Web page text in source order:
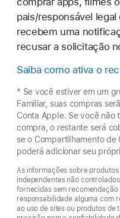
pais/responsável
recebem uma
recusar a solicitação
Saiba como ativa o
* Se você estiver em um
Familiar, suas compras
Conta Apple. Se você não
compra, o restante será
se o Compartilhamento
poderá adicionar seu
As informações sobre
independentes não
fornecidas sem recomendação
responsabilidade alguma com
ao uso de sites ou produtos de